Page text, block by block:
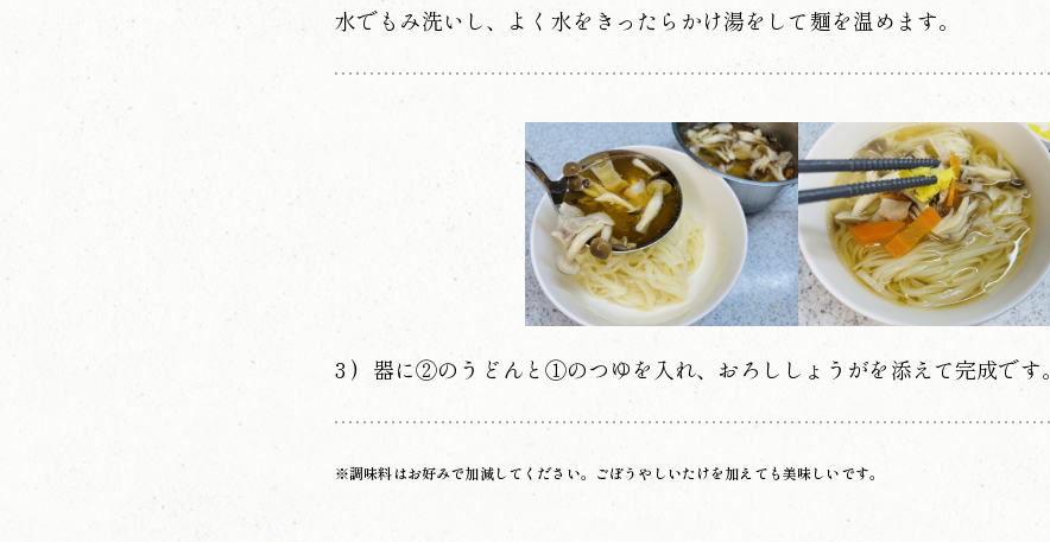
水でもみ洗いし、よく水をきったらかけ湯をして麺を温めます。
器に②のうどんと①のつゆを入れ、おろししょうがを添えて完成です。
※調味料はお好みで加減してください。ごぼうやしいたけを加えても美味しいです。